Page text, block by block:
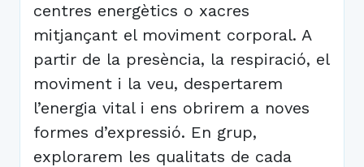
centres energètics o xacres
mitjançant el moviment corporal. A
partir de la presència, la respiració, el
moviment i la veu, despertarem
l’energia vital i ens obrirem a noves
formes d’expressió. En grup,
explorarem les qualitats de cada